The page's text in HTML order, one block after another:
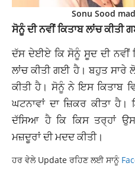
Sonu Sood
ਸੋਨੂੰ ਦੀ ਨਵੀਂ ਕਿਤਾਬ ਲਾਂਚ ਕੀਤੀ
ਦੱਸ ਦੇਈਏ ਕਿ ਸੋਨੂੰ ਸੂਦ ਦੀ ਨਵੀਂ
ਲਾਂਚ ਕੀਤੀ ਗਈ ਹੈ। ਬਹੁਤ ਸਾਰੇ
ਕੀਤੀ ਹੈ। ਸੋਨੂੰ ਨੇ ਇਸ ਕਿਤਾਬ
ਘਟਨਾਵਾਂ ਦਾ ਜ਼ਿਕਰ ਕੀਤਾ
ਦੱਸਿਆ ਹੈ ਕਿ ਕਿਸ ਤਰ੍ਹਾਂ
ਮਜ਼ਦੂਰਾਂ ਦੀ ਮਦਦ ਕੀਤੀ।
ਹਰ ਵੇਲੇ Update ਰਹਿਣ ਲਈ ਸਾਨੂੰ